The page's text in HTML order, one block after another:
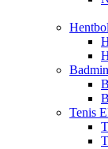
Tenis